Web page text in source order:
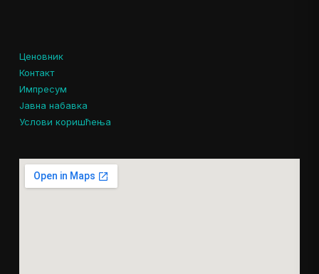
Ценовник
Контакт
Импресум
Јавна набавка
Услови коришћења